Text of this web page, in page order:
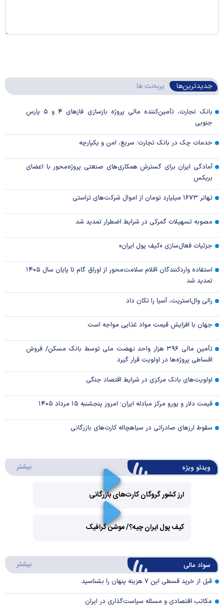
جدیدترین‌ها پربحث ها
بانک تجارت، تأمین‌کننده مالی پروژه بازسازی فاز‌های ۴ و ۵ پارس
جنوبی
خدمات چک در بانک تجارت؛ سریع، امن و یکپارچه
آمادگی ایران برای گسترش همکاری‌های صنعتی پروژه‌محور با اعضای
بریکس
تهاتر ۱۶۷۳ میلیارد تومان از اموال شرکت‌های تراستی
مصوبه تسهیلات گمرکی در شرایط اضطرار تمدید شد
جزئیات فعال‌سازی «کیف پول ایران»
استفاده واردکنندگان اقلام سلامت‌محور از اوراق گام تا پایان سال ۱۴۰۵
تمدید شد
رالی وال‌استریت، آسیا را تکان داد
جهان با افزایش قیمت مواد غذایی مواجه است
تأمین مالی ۳۹۶ هزار واحد نهضت ملی توسط بانک مسکن/ فروش
اقساطی پروژه‌ها در اولویت قرار گیرد
اولویت‌های بانک مرکزی در شرایط اقتصاد جنگی
قیمت دلار و یورو مرکز مبادله ایران؛ امروز پنجشنبه ۱۵ مرداد ۱۴۰۵
سقوط ارزهای صادراتی در سیاهچاله کارت‌های بازرگانی
ویدئو ویژه بیشتر
ارز کشور گروگان کارت‌های بازرگانی
Video
کیف پول ایران چیه؟/ موشن گرافیک
سواد مالی بیشتر
قبل از خرید قسطی این ۷ هزینه پنهان را بشناسید
مکاتب اقتصادی و مسئله سیاست‌گذاری در ایران